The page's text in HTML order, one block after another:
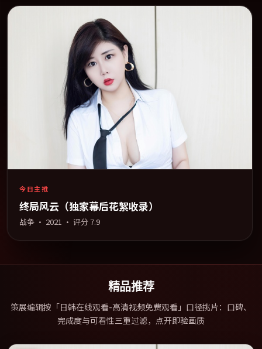
今日主推
终局风云（独家幕后花絮收录）
战争 · 2021 · 评分 7.9
精品推荐
策展编辑按「日韩在线观看-高清视频免费观看」口径挑片：口碑、
完成度与可看性三重过滤，点开即验画质